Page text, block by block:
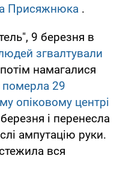
Присяжнюка .
9 березня в
згвалтували
намагалися
померла 29
опіковому центрі
і перенесла
ампутацію руки.
вся